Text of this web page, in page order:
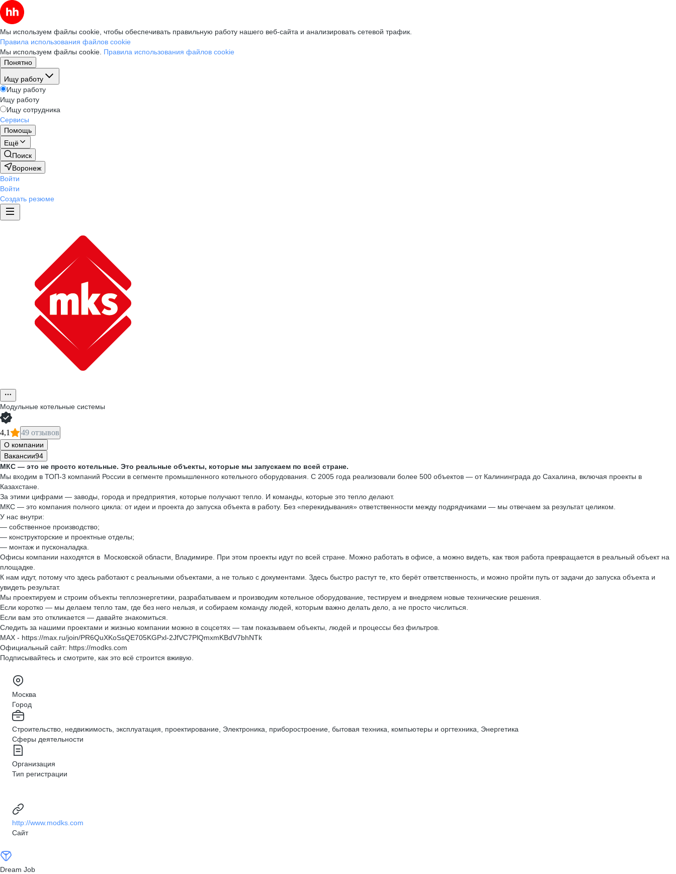
Мы используем файлы cookie, чтобы обеспечивать правильную работу нашего веб-сайта и анализировать сетевой трафик.
Правила использования файлов cookie
Мы используем файлы cookie. Правила использования файлов cookie
Понятно
Ищу работу
Ищу работу
Ищу работу
Ищу сотрудника
Сервисы
Помощь
Ещё
Поиск
Воронеж
Войти
Войти
Создать резюме
Модульные котельные системы
4,1 49 отзывов
О компании
Вакансии94
МКС — это не просто котельные. Это реальные объекты, которые мы запускаем по всей стране.
Мы входим в ТОП-3 компаний России в сегменте промышленного котельного оборудования. С 2005 года реализовали более 500 объектов — от Калининграда до Сахалина, включая проекты в
Казахстане.
За этими цифрами — заводы, города и предприятия, которые получают тепло. И команды, которые это тепло делают.
МКС — это компания полного цикла: от идеи и проекта до запуска объекта в работу. Без «перекидывания» ответственности между подрядчиками — мы отвечаем за результат целиком.
У нас внутри:
— собственное производство;
— конструкторские и проектные отделы;
— монтаж и пусконаладка.
Офисы компании находятся в Московской области, Владимире. При этом проекты идут по всей стране. Можно работать в офисе, а можно видеть, как твоя работа превращается в реальный объект на
площадке.
К нам идут, потому что здесь работают с реальными объектами, а не только с документами. Здесь быстро растут те, кто берёт ответственность, и можно пройти путь от задачи до запуска объекта и
увидеть результат.
Мы проектируем и строим объекты теплоэнергетики, разрабатываем и производим котельное оборудование, тестируем и внедряем новые технические решения.
Если коротко — мы делаем тепло там, где без него нельзя, и собираем команду людей, которым важно делать дело, а не просто числиться.
Если вам это откликается — давайте знакомиться.
Следить за нашими проектами и жизнью компании можно в соцсетях — там показываем объекты, людей и процессы без фильтров.
MAX - https://max.ru/join/PR6QuXKoSsQE705KGPxl-2JfVC7PlQmxmKBdV7bhNTk
Официальный сайт: https://modks.com
Подписывайтесь и смотрите, как это всё строится вживую.
Москва
Город
Строительство, недвижимость, эксплуатация, проектирование, Электроника, приборостроение, бытовая техника, компьютеры и оргтехника, Энергетика
Сферы деятельности
Организация
Тип регистрации
http://www.modks.com
Сайт
Dream Job